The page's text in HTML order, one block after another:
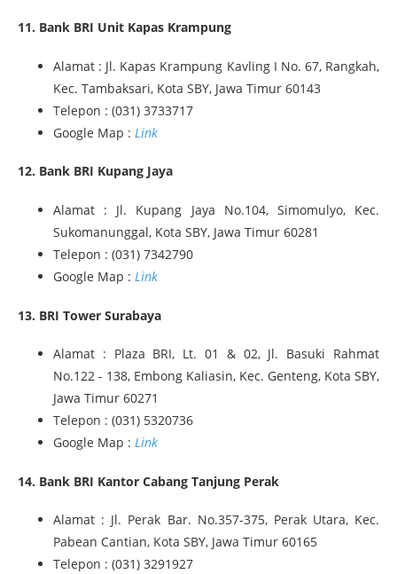
11. Bank BRI Unit Kapas Krampung
Alamat : Jl. Kapas Krampung Kavling I No. 67, Rangkah,
Kec. Tambaksari, Kota SBY, Jawa Timur 60143
Telepon : (031) 3733717
Google Map : Link
12. Bank BRI Kupang Jaya
Alamat : Jl. Kupang Jaya No.104, Simomulyo, Kec.
Sukomanunggal, Kota SBY, Jawa Timur 60281
Telepon : (031) 7342790
Google Map : Link
13. BRI Tower Surabaya
Alamat : Plaza BRI, Lt. 01 & 02, Jl. Basuki Rahmat
No.122 - 138, Embong Kaliasin, Kec. Genteng, Kota SBY,
Jawa Timur 60271
Telepon : (031) 5320736
Google Map : Link
14. Bank BRI Kantor Cabang Tanjung Perak
Alamat : Jl. Perak Bar. No.357-375, Perak Utara, Kec.
Pabean Cantian, Kota SBY, Jawa Timur 60165
Telepon : (031) 3291927